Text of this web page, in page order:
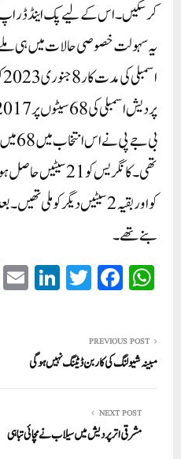
کر سکیں۔ اس کے لیے پک اینڈ
یہ سہولت خصوصی حالات میں ہی
تھی۔ کانگریس کو
کو اور بقیہ 2 سیٹیں دیگر کو
بنے تھے۔
W
ha
A
pp
Fa
ce
ok
T
wi
r
Li
nk
In PREVIOUS POST
مبینہ شیولنگ کی کاربن ڈیٹنگ نہیں ہوگی
NEXT POST
مشرقی اترپردیش میں سیلاب نے مچائی تباہی